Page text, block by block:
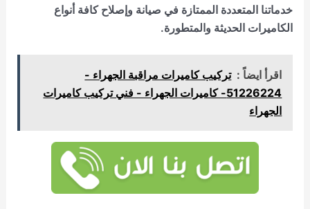
خدماتنا المتعددة الممتازة في صيانة وإصلاح كافة أنواع
الكاميرات الحديثة والمتطورة.
اقرأ ايضاً : تركيب كاميرات مراقبة الجهراء -
51226224- كاميرات الجهراء - فني تركيب كاميرات
الجهراء